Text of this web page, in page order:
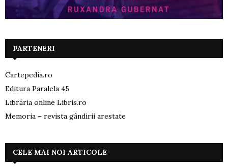
PARTENERI
Cartepedia.ro
Editura Paralela 45
Librăria online Libris.ro
Memoria – revista gândirii arestate
CELE MAI NOI ARTICOLE